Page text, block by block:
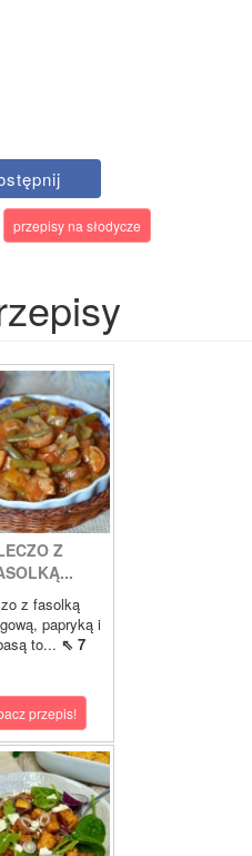
przepisy na słodycze
Z
z fasolką
papryką i
to... ⇖ 7
przepis!